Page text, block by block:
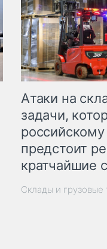
Атаки на
задачи,
предстоит
кратчайшие
Склады и